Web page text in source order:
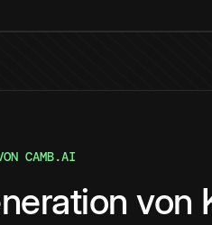
CAMB.AI
von